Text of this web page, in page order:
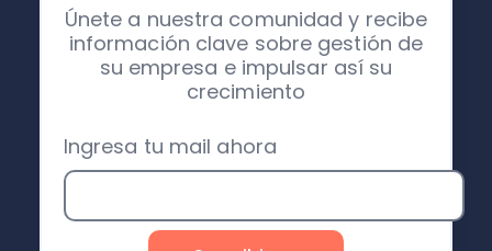
Únete a nuestra comunidad y recibe
información clave sobre gestión de
su empresa e impulsar así su
crecimiento
Ingresa tu mail ahora